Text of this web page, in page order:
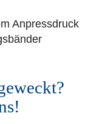
Anpressdruck